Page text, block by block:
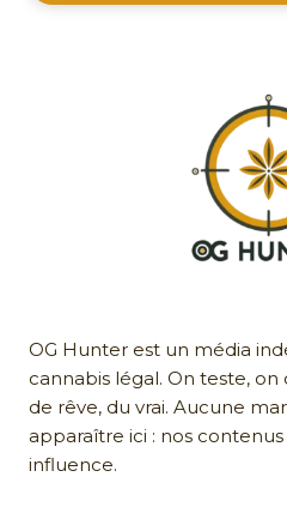
OG Hunter est un média
cannabis légal. On teste, on
de rêve, du vrai. Aucune
apparaître ici : nos
influence.